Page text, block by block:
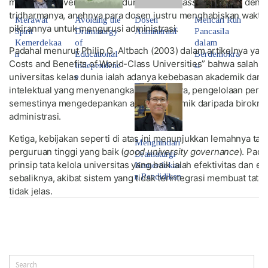
mencapai universitas kelas dunia ( world class university)
tridharmanya, anehnya para dosen justru menghabiskan
pikirannya untuk mengurusi administrasi.
Padahal menurut Philip G. Altbach (2003) dalam artikelnya
Costs and Benefits of World-Class Universities” bahwa salah
universitas kelas dunia ialah adanya kebebasan akademik dan
intelektual yang menyenangkan. Karenanya, pengelolaan
semestinya mengedepankan aspek akademik daripada
administrasi.
Ketiga, kebijakan seperti di atas ini menunjukkan lemahnya
perguruan tinggi yang baik (good university governance).
prinsip tata kelola universitas yang baik ialah efektivitas dan
sebaliknya, akibat sistem yang tidak terintegrasi membuat tata
tidak jelas.
Terbukti dengan kebijakan di atas yang masih mengacu pada
Merawat
Spirit
Kemerdekaa
n
Avoiding the
Dramaturgy
of
Educational
Independenc
e
Dosen
Adminitratif
Mencari Ruh
Pancasila
dalam
Berdemokra
si
Menghindari
Dramaturgi
Kemerdekaa
n Pendidikan